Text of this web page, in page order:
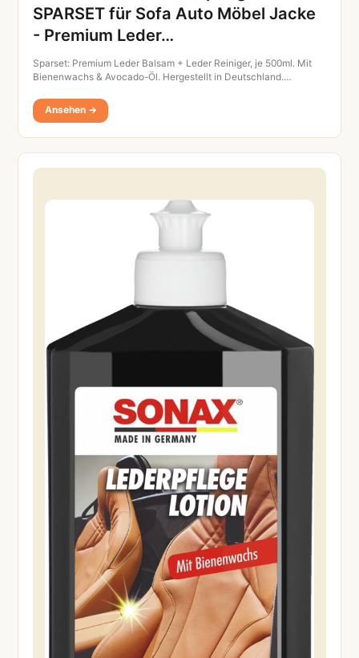
SPARSET für Sofa Auto Möbel Jacke
- Premium Leder…
Sparset: Premium Leder Balsam + Leder Reiniger, je 500ml. Mit
Bienenwachs & Avocado-Öl. Hergestellt in Deutschland.…
Ansehen →